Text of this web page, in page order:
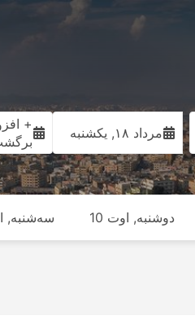
مرداد ۱۸, یکشنبه
+
دوشنبه, اوت 10 سه‌شنبه,